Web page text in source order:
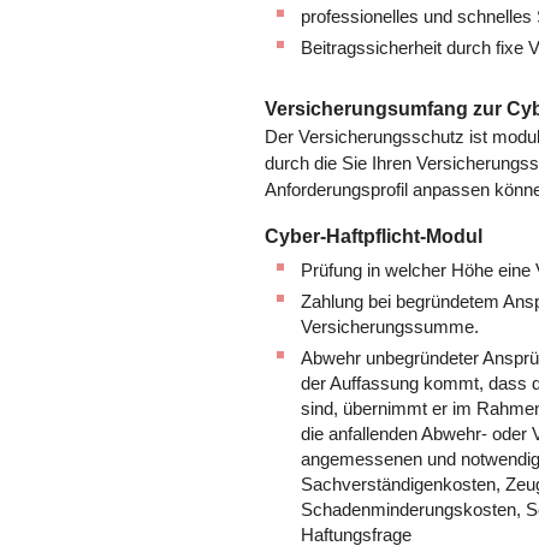
professionelles und
Beitragssicherheit durch fixe
Versicherungsumfang zur
Der Versicherungsschutz ist
durch die Sie Ihren
Anforderungsprofil anpassen
Cyber-Haftpflicht-Modul
Prüfung in welcher Höhe
Zahlung bei begründetem
Versicherungssumme.
Abwehr unbegründeter
der Auffassung kommt, dass
sind, übernimmt er im
die anfallenden Abwehr- oder
angemessenen und
Sachverständigenkosten,
Schadenminderungskosten,
Haftungsfrage